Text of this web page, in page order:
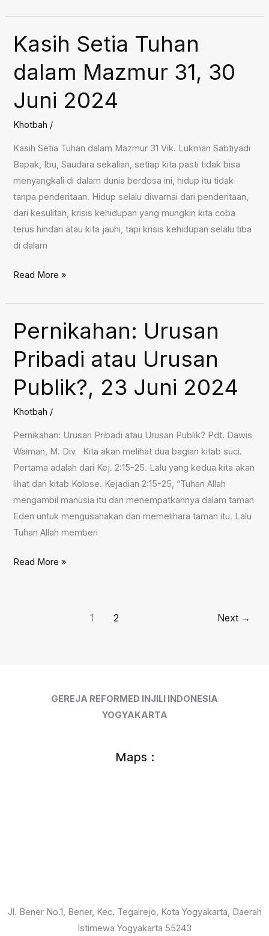
Tidak
Berubah,
7
Juli
Kasih Setia Tuhan
dalam Mazmur 31, 30
Juni 2024
Khotbah /
Kasih Setia Tuhan dalam Mazmur 31 Vik. Lukman Sabtiyadi
Bapak, Ibu, Saudara sekalian, setiap kita pasti tidak bisa
menyangkali di dalam dunia berdosa ini, hidup itu tidak
tanpa penderitaan. Hidup selalu diwarnai dari penderitaan,
dari kesulitan, krisis kehidupan yang mungkin kita coba
terus hindari atau kita jauhi, tapi krisis kehidupan selalu tiba
di dalam
Kasih
Tuhan
dalam
Mazmur
31,
Juni
Read More »
Pernikahan: Urusan
Pribadi atau Urusan
Publik?, 23 Juni 2024
Khotbah /
Pernikahan: Urusan Pribadi atau Urusan Publik? Pdt. Dawis
Waiman, M. Div Kita akan melihat dua bagian kitab suci.
Pertama adalah dari Kej. 2:15-25. Lalu yang kedua kita akan
lihat dari kitab Kolose. Kejadian 2:15-25, “Tuhan Allah
mengambil manusia itu dan menempatkannya dalam taman
Eden untuk mengusahakan dan memelihara taman itu. Lalu
Tuhan Allah memberi
Pernikahan:
Read More »
1 2 Next →
GEREJA REFORMED INJILI INDONESIA
YOGYAKARTA
Maps :
Jl. Bener No.1, Bener, Kec. Tegalrejo, Kota Yogyakarta, Daerah
Istimewa Yogyakarta 55243